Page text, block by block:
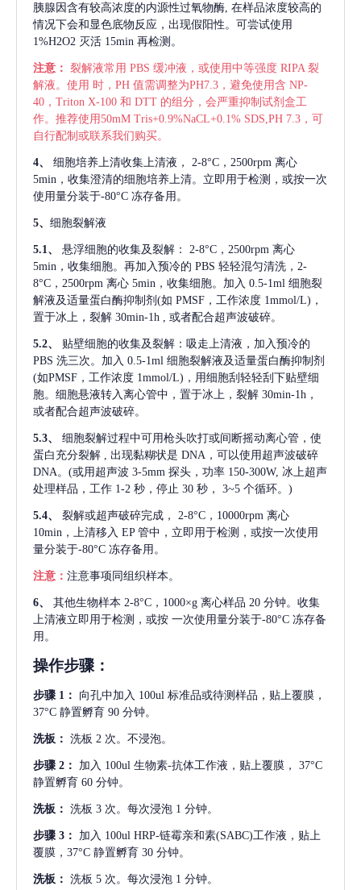
胰腺因含有较高浓度的内源性过氧物酶, 在样品浓度较高的
情况下会和显色底物反应，出现假阳性。可尝试使用
1%H2O2 灭活 15min 再检测。
注意： 裂解液常用 PBS 缓冲液，或使用中等强度 RIPA 裂
解液。使用 时，PH 值需调整为PH7.3，避免使用含 NP-
40，Triton X-100 和 DTT 的组分，会严重抑制试剂盒工
作。推荐使用50mM Tris+0.9%NaCL+0.1% SDS,PH 7.3，可
自行配制或联系我们购买。
4、 细胞培养上清收集上清液，
2-8°C，2500rpm 离心
5min，收集澄清的细胞培养上清。立即用于检测，或按一次
使用量分装于-80°C 冻存备用。
5、 细胞裂解液
5.1、 悬浮细胞的收集及裂解：
2-8°C，2500rpm 离心
5min，收集细胞。再加入预冷的 PBS 轻轻混匀清洗，2-
8°C，2500rpm 离心 5min，收集细胞。加入 0.5-1ml 细胞裂
解液及适量蛋白酶抑制剂(如 PMSF，工作浓度 1mmol/L)，
置于冰上，裂解 30min-1h , 或者配合超声波破碎。
5.2、
贴壁细胞的收集及裂解：吸走上清液，加入预冷的
PBS 洗三次。加入 0.5-1ml 细胞裂解液及适量蛋白酶抑制剂
(如PMSF，工作浓度 1mmol/L)，用细胞刮轻轻刮下贴壁细
胞。细胞悬液转入离心管中，置于冰上，裂解 30min-1h，
或者配合超声波破碎。
5.3、
细胞裂解过程中可用枪头吹打或间断摇动离心管，使
蛋白充分裂解
, 出现黏糊状是 DNA，可以使用超声波破碎
DNA。(或用超声波 3-5mm 探头，功率 150-300W, 冰上超声
处理样品，工作 1-2 秒，停止 30 秒， 3~5 个循环。)
5.4、 裂解或超声破碎完成，
2-8°C，10000rpm 离心
10min，上清移入 EP 管中，立即用于检测，或按一次使用
量分装于-80°C 冻存备用。
注意： 注意事项同组织样本。
6、 其他生物样本 2-8°C，1000×g 离心样品 20 分钟。收集
上清液立即用于检测，或按 一次使用量分装于-80°C 冻存备
用。
操作步骤：
步骤 1： 向孔中加入 100ul 标准品或待测样品，贴上覆膜，
37°C 静置孵育 90 分钟。
洗板： 洗板 2 次。不浸泡。
步骤 2： 加入 100ul 生物素-抗体工作液，贴上覆膜， 37°C
静置孵育 60 分钟。
洗板： 洗板 3 次。每次浸泡 1 分钟。
步骤 3： 加入 100ul HRP-链霉亲和素(SABC)工作液，贴上
覆膜，37°C 静置孵育 30 分钟。
洗板： 洗板 5 次。每次浸泡 1 分钟。